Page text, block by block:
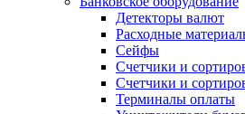
Детекторы валют
Расходные
Сейфы
Счетчики и
Счетчики и
Терминалы оплаты